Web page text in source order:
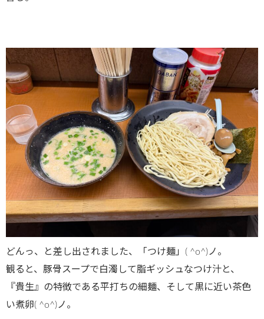
どんっ、と差し出されました、「つけ麺」( ^o^)ノ。
観ると、豚骨スープで白濁して脂ギッシュなつけ汁と、
『貴生』の特徴である平打ちの細麺、そして黒に近い茶色
い煮卵( ^o^)ノ。